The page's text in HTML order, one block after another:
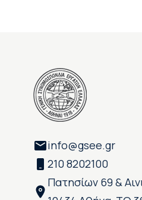
info@gsee.gr
210 8202100
Πατησίων 69 &